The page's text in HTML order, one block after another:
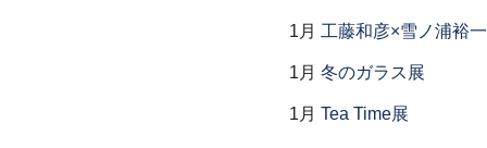
1月 工藤和彦×雪ノ浦裕
1月 冬のガラス展
1月 Tea Time展